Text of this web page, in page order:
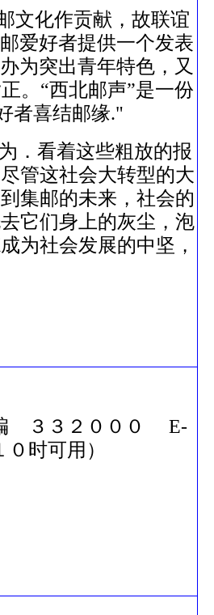
文化作贡献，故联谊
爱好者提供一个发表
为突出青年特色，又
。“西北邮声”是一份
者喜结邮缘."
．看着这些粗放的报
管这社会大转型的大
集邮的未来，社会的
它们身上的灰尘，泡
为社会发展的中坚，
３３２０００ E-
时可用）